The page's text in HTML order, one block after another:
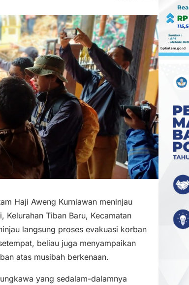
Haji Aweng Kurniawan meninjau
Kelurahan Tiban Baru, Kecamatan
langsung proses evakuasi korban
beliau juga menyampaikan
atas musibah berkenaan.
yang sedalam-dalamnya